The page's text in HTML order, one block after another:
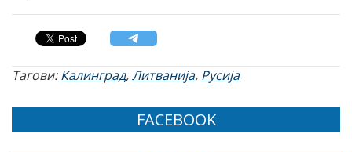
Тагови:Калинград,Литванија, Русија
FACEBOOK